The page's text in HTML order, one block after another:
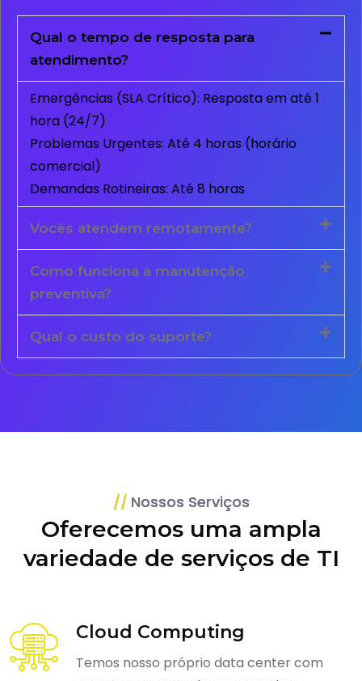
Qual o tempo de resposta para
atendimento?
Emergências (SLA Crítico): Resposta em até 1
hora (24/7)
Problemas Urgentes: Até 4 horas (horário
comercial)
Demandas Rotineiras: Até 8 horas
Vocês atendem remotamente?
Como funciona a manutenção
preventiva?
Qual o custo do suporte?
Nossos Serviços
Oferecemos uma ampla
variedade de serviços de TI
Cloud Computing
Temos nosso próprio data center com